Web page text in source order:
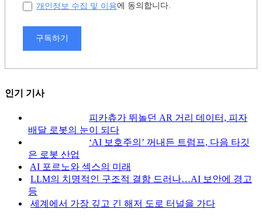
개인정보 수집 및 이용에 동의합니다.
구독하기
인기 기사
피카츄가 뛰놀던 AR 거리 데이터, 피자
배달 로봇의 눈이 되다
‘AI 보호주의’ 꺼내든 트럼프, 다음 타깃
은 로봇 산업
AI 포르노와 섹스의 미래
LLM의 치명적인 구조적 결함 드러나…AI 보안에 경고
등
세계에서 가장 깊고 긴 해저 도로 터널을 가다